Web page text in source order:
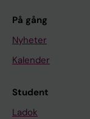
På gång
Nyheter
Kalender
Student
Ladok